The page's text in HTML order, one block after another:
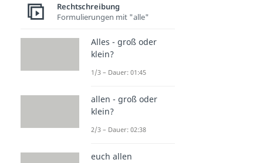
Rechtschreibung
Formulierungen mit "alle"
Alles - groß oder
klein?
1/3 – Dauer: 01:45
allen - groß oder
klein?
2/3 – Dauer: 02:38
euch allen